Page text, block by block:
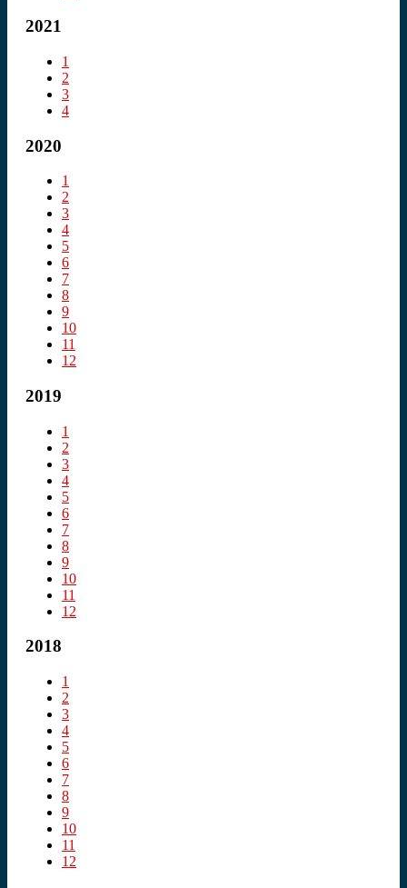
2021
1
2
3
4
2020
1
2
3
4
5
6
7
8
9
10
11
12
2019
1
2
3
4
5
6
7
8
9
10
11
12
2018
1
2
3
4
5
6
7
8
9
10
11
12